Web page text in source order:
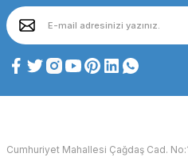
Cumhuriyet Mahallesi Çağdaş Cad.